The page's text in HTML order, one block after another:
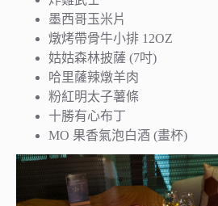
墨西哥玉米片
燉烤帶骨牛小排 12OZ
姑姑森林披薩 (7吋)
哈里薩辣燉羊肉
粉紅明太子薯條
十勝有心布丁
MO 果香氣泡白酒 (畫杯)